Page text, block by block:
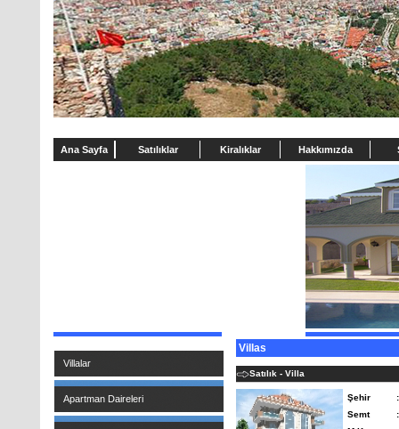
Ana Sayfa Satılıklar Kiralıklar Hakkımızda
Villalar
Apartman Daireleri
Villas
Satılık - Villa
Şehir
:
Semt
: